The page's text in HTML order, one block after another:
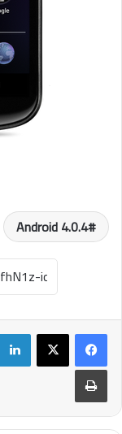
Android 4.0.4
طباعة